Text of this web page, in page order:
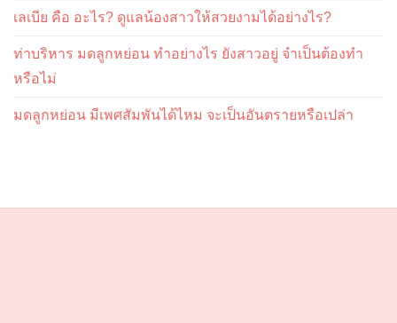
เลเบีย คือ อะไร? ดูแลน้องสาวให้สวยงามได้อย่างไร?
ท่าบริหาร มดลูกหย่อน ทำอย่างไร ยังสาวอยู่ จำเป็นต้องทำ
หรือไม่
มดลูกหย่อน มีเพศสัมพันได้ไหม จะเป็นอันตรายหรือเปล่า